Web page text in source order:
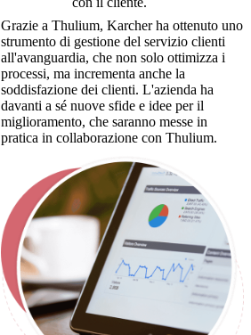
Grazie a Thulium, Karcher ha ottenuto uno
strumento di gestione del servizio clienti
all'avanguardia, che non solo ottimizza i
processi, ma incrementa anche la
soddisfazione dei clienti. L'azienda ha
davanti a sé nuove sfide e idee per il
miglioramento, che saranno messe in
pratica in collaborazione con Thulium.